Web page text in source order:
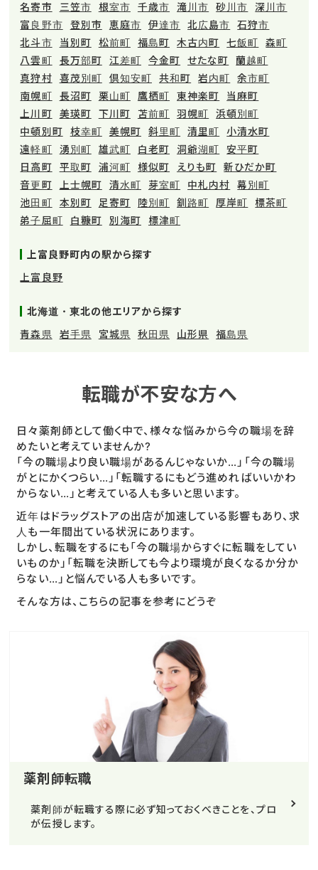
名寄市
三笠市 根室市 千歳市 滝川市 砂川市
深川市
富良野市
登別市 恵庭市 伊達市 北広島市
石狩市
北斗市
当別町 松前町 福島町 木古内町 七飯町
森町
八雲町
長万部町 江差町 今金町 せたな町
蘭越町
真狩村
喜茂別町 倶知安町 共和町 岩内町
余市町
南幌町
長沼町 栗山町 鷹栖町 東神楽町
当麻町
上川町
美瑛町 下川町 苫前町 羽幌町
浜頓別町
中頓別町
枝幸町 美幌町 斜里町 清里町
小清水町
遠軽町
湧別町 雄武町 白老町 洞爺湖町
安平町
日高町
平取町 浦河町 様似町 えりも町
新ひだか町
音更町
上士幌町 清水町 芽室町 中札内村
幕別町
池田町
本別町 足寄町 陸別町 釧路町 厚岸町
標茶町
弟子屈町
白糠町 別海町 標津町
上富良野町内の駅から探す
上富良野
北海道・東北の他エリアから探す
青森県
岩手県 宮城県 秋田県 山形県 福島県
転職が不安な方へ
日々薬剤師として働く中で、様々な悩みから今の職場を辞
めたいと考えていませんか?
「今の職場より良い職場があるんじゃないか…」「今の職場
がとにかくつらい…」「転職するにもどう進めればいいかわ
からない…」と考えている人も多いと思います。
近年はドラッグストアの出店が加速している影響もあり、求
人も一年間出ている状況にあります。
しかし、転職をするにも「今の職場からすぐに転職をしてい
いものか」「転職を決断しても今より環境が良くなるか分か
らない…」と悩んでいる人も多いです。
そんな方は、こちらの記事を参考にどうぞ
薬剤師転職
薬剤師が転職する際に必ず知っておくべきことを、プロ
が伝授します。